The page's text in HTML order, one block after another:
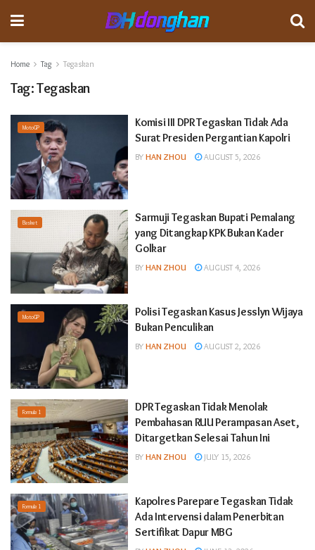
Home Tag Tegaskan
Tag:Tegaskan
MotoGP
Komisi III DPR Tegaskan Tidak Ada
Surat Presiden Pergantian Kapolri
BY HAN ZHOU AUGUST 5, 2026
Basket
Sarmuji Tegaskan Bupati Pemalang
yang Ditangkap KPK Bukan Kader
Golkar
BY HAN ZHOU AUGUST 4, 2026
MotoGP
Polisi Tegaskan Kasus Jesslyn Wijaya
Bukan Penculikan
BY HAN ZHOU AUGUST 2, 2026
Formula 1
DPR Tegaskan Tidak Menolak
Pembahasan RUU Perampasan Aset,
Ditargetkan Selesai Tahun Ini
BY HAN ZHOU JULY 15, 2026
Formula 1
Kapolres Parepare Tegaskan Tidak
Ada Intervensi dalam Penerbitan
Sertifikat Dapur MBG